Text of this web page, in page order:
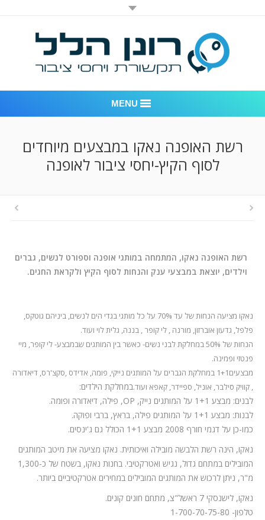
MENU
אודות החברה
המלצות
צור קשר
רשת האופנה נאקו במבצעים מיוחדים
לסוף הקיץ-יחסי ציבור לאופנה
רשת האופנה נאקו, המתמחה במותגי אופנה וספורט לנשים, גברים
וילדים, יוצאת במבצעי ענק והנחות לסוף הקיץ ולקראת החגים.
נאקו מציעה הנחות של עד 70% על כל מותגי בגדי הים לנשים, ביניהם גוטקס,
פלפל, גדעון אוברזון, מורנה , לי קופר , בננה, גלית לוי ועוד.
הנחות של 50% במחלקת לבני נשים- כאשר בין המותגים שבמבצע- לי קופר, מיי
פנטזי ופמינה.
מבצעים1+1 במחלקת הגברים על המותגים נייקי, פומה, אדידס ,סקצ'רס, דיאדורה
, קוויק סילבר, אוניל, ספיידר, קאפא ועוד.במחלקת הילדים:
לבנים: מבצע 1+1 על המותגים נייק, OP, פילה, דיאדורה ופומה.
לבנות: מבצע 1+1 על המותגים פילה, בראץ, ברבי ופוקה.
כמו-כן על דגמי חורף 2008 מבצע 1+1 הכולל גם ג'ינסים.
נאקו, הינה רשת הלבשה מובילה ואיכותית. נאקו מציעה את מיטב המותגים
המובילים במתחם גדול, נגיש ואטרקטיבי. בחנות נאקו, בשטח של כ-1,300
מ"ר, ניתן לרכוש את המותגים המובילים במחירים אטרקטיביים ביותר.
נאקו, לישנסקי 7 ראשל"צ, מתחם חונים קונים.
טלפון- 1-700-70-75-80